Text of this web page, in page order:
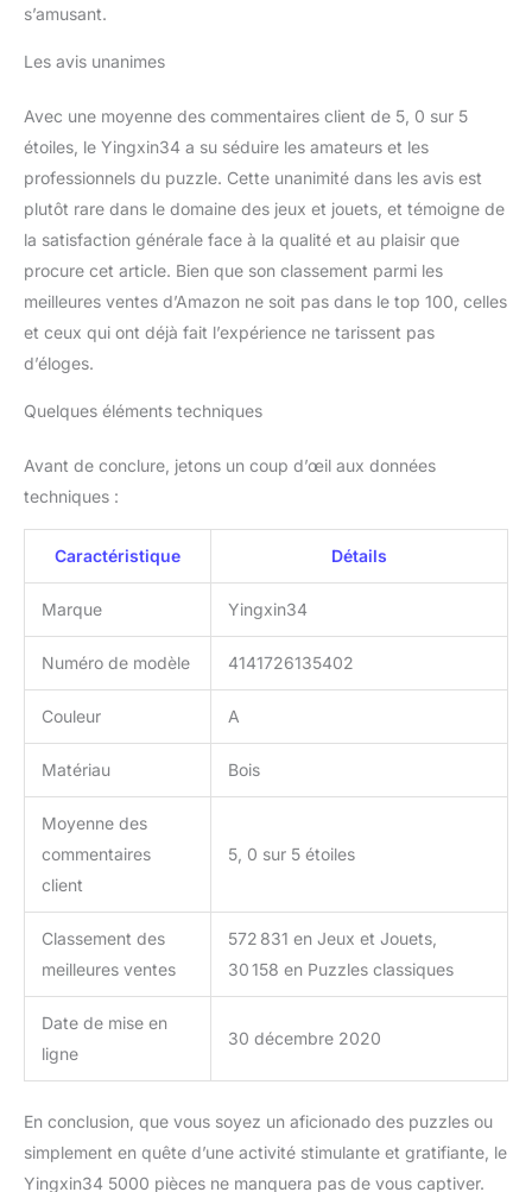
s’amusant.
Les avis unanimes
Avec une moyenne des commentaires client de 5, 0 sur 5
étoiles, le Yingxin34 a su séduire les amateurs et les
professionnels du puzzle. Cette unanimité dans les avis est
plutôt rare dans le domaine des jeux et jouets, et témoigne de
la satisfaction générale face à la qualité et au plaisir que
procure cet article. Bien que son classement parmi les
meilleures ventes d’Amazon ne soit pas dans le top 100, celles
et ceux qui ont déjà fait l’expérience ne tarissent pas
d’éloges.
Quelques éléments techniques
Avant de conclure, jetons un coup d’œil aux données
techniques :
Caractéristique Détails
Marque Yingxin34
Numéro de modèle 4141726135402
Couleur A
Matériau Bois
Moyenne des
commentaires
client
5, 0 sur 5 étoiles
Classement des
meilleures ventes
572 831 en Jeux et Jouets,
30 158 en Puzzles classiques
Date de mise en
ligne
30 décembre 2020
En conclusion, que vous soyez un aficionado des puzzles ou
simplement en quête d’une activité stimulante et gratifiante, le
Yingxin34 5000 pièces ne manquera pas de vous captiver.